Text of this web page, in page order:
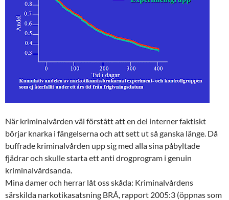
När kriminalvården väl förstått att en del interner faktiskt
börjar knarka i fängelserna och att sett ut så ganska länge. Då
buffrade kriminalvården upp sig med alla sina påbyltade
fjädrar och skulle starta ett anti drogprogram i genuin
kriminalvårdsanda.
Mina damer och herrar låt oss skåda: Kriminalvårdens
särskilda narkotikasatsning BRÅ, rapport 2005:3 (öppnas som